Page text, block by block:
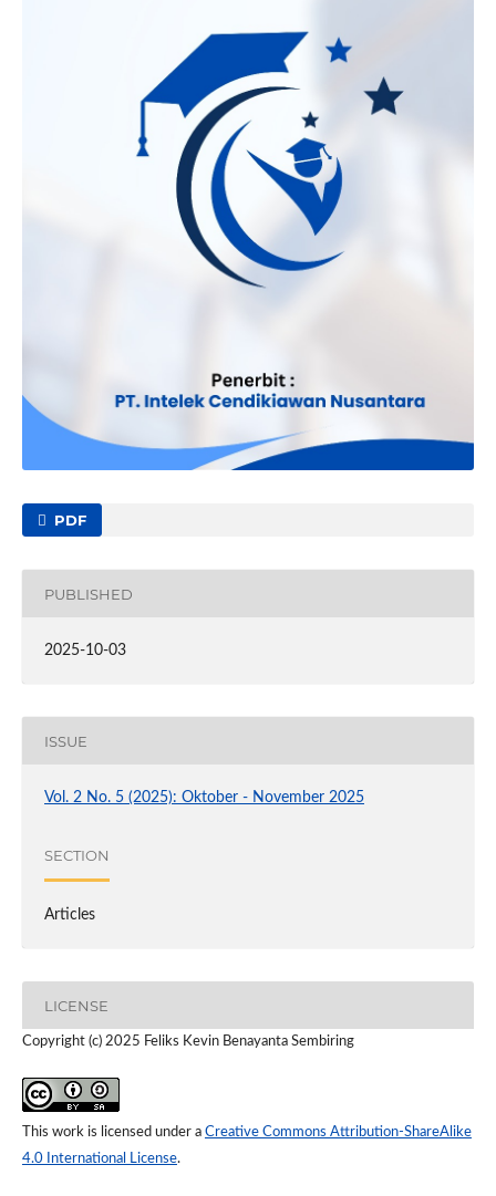
PDF
PUBLISHED
2025-10-03
ISSUE
Vol. 2 No. 5 (2025): Oktober - November 2025
SECTION
Articles
LICENSE
Copyright (c) 2025 Feliks Kevin Benayanta Sembiring
This work is licensed under a Creative Commons Attribution-ShareAlike
4.0 International License.